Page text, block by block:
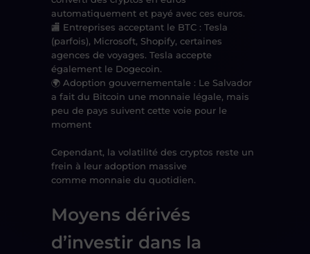
automatiquement et payé avec ces euros.
🏬 Entreprises acceptant le BTC : Tesla
(parfois), Microsoft, Shopify, certaines
agences de voyages. Tesla accepte
également le Dogecoin.
🌍 Adoption gouvernementale : Le Salvador
a fait du Bitcoin une monnaie légale, mais
peu de pays suivent cette voie pour le
moment
Cependant, la volatilité des cryptos reste un
frein à leur adoption massive
comme monnaie du quotidien.
Moyens dérivés
d’investir dans la